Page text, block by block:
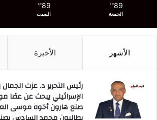
89
℉
الجمعة
89
℉
السبت
الأشهر الأخيرة
رئيس التحرير د. عزت
الإسرائيلي يبحث عن عصًا
صنع هارون أخوه موسى